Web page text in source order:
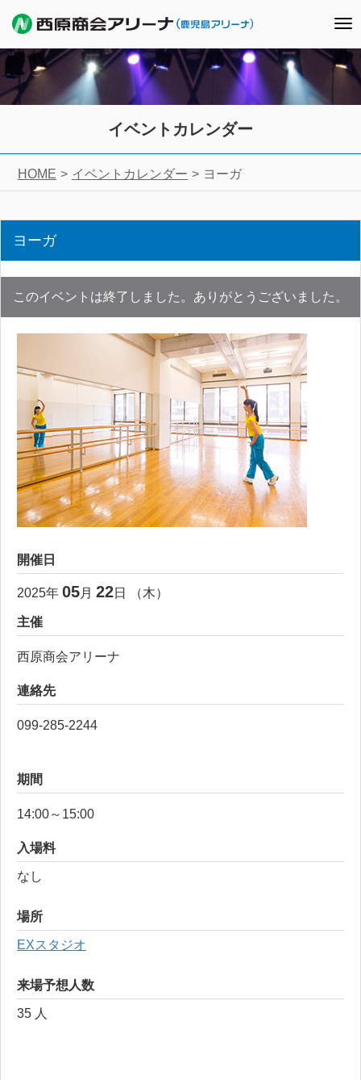
イベントカレンダー
HOME イベントカレンダー ヨーガ
ヨーガ
このイベントは終了しました。ありがとうございました。
開催日
2025年 05月 22日 （木）
主催
西原商会アリーナ
連絡先
099-285-2244
期間
14:00～15:00
入場料
なし
場所
EXスタジオ
来場予想人数
35 人